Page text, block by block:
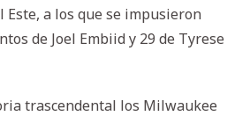
Este, a los que se impusieron
de Joel Embiid y 29 de Tyrese
trascendental los Milwaukee